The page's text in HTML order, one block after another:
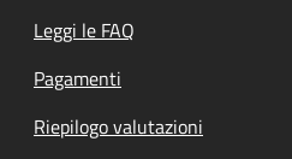
Leggi le FAQ
Pagamenti
Riepilogo valutazioni